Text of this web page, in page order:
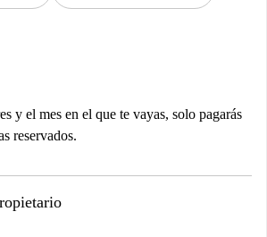
y el mes en el que te vayas, solo pagarás
reservados.